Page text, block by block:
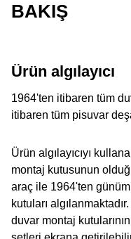
BAKIŞ
Ürün algılayıcı
1964'ten itibaren tüm
itibaren tüm pisuvar
Ürün algılayıcıyı
montaj kutusunun
araç ile 1964'ten
kutuları
duvar montaj